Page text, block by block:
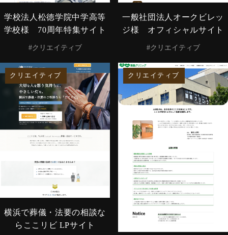
学校法人松徳学院中学高等
学校様 70周年特集サイト
#クリエイティブ
一般社団法人オークビレッ
ジ様 オフィシャルサイト
#クリエイティブ
クリエイティブ
横浜で葬儀・法要の相談な
らここリビ LPサイト
クリエイティブ